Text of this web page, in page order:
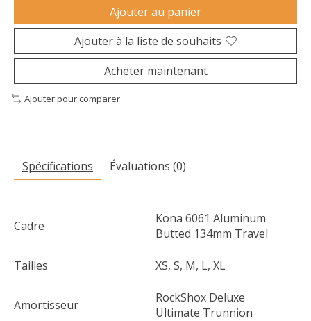
Ajouter au panier
Ajouter à la liste de souhaits
Acheter maintenant
Ajouter pour comparer
Spécifications Évaluations (0)
Cadre
Kona 6061 Aluminum
Butted 134mm Travel
Tailles XS, S, M, L, XL
Amortisseur
RockShox Deluxe
Ultimate Trunnion